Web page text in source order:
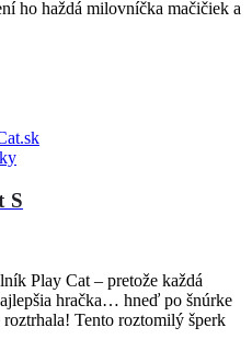
ho haždá milovníčka mačičiek a
S
Play Cat – pretože každá
hračka… hneď po šnúrke
Tento roztomilý šperk